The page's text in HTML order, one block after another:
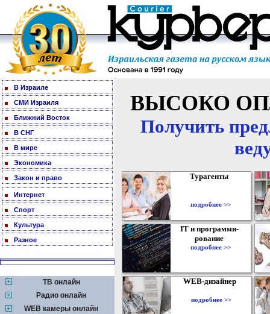
В Израиле
СМИ Израиля
Ближний Восток
В СНГ
В мире
Экономика
Закон и право
Интернет
Спорт
Культура
Разное
ТВ онлайн
Радио онлайн
WEB камеры онлайн
ВЫСОКО
Получить
Турагенты
подробнее >>
IT и программи-
рование
подробнее >>
WEB-дизайнер
подробнее >>